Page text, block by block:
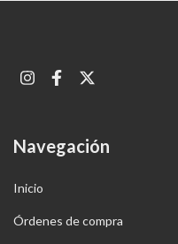
Navegación
Inicio
Órdenes de compra